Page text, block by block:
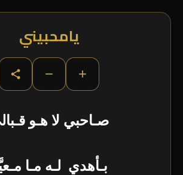
يامحبيني
+
−
صـاحبي لا هـو
بـأهدي لـه مـا